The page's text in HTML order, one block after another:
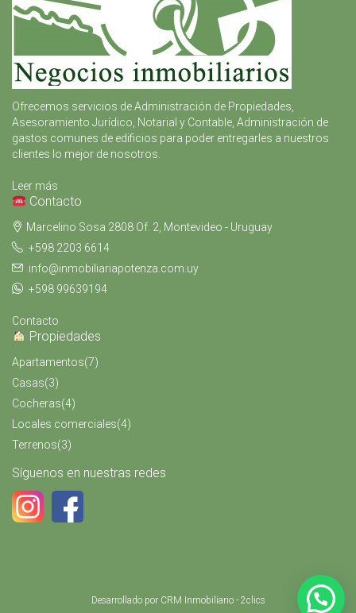
Ofrecemos servicios de Administración de Propiedades,
Asesoramiento Jurídico, Notarial y Contable, Administración de
gastos comunes de edificios para poder entregarles a nuestros
clientes lo mejor de nosotros.
Leer más
Contacto
Marcelino Sosa 2808 Of. 2, Montevideo - Uruguay
+598 2203 6614
info@inmobiliariapotenza.com.uy
+598 99639194
Contacto
Propiedades
Apartamentos(7)
Casas(3)
Cocheras(4)
Locales comerciales(4)
Terrenos(3)
Síguenos en nuestras redes
Desarrollado por CRM Inmobiliario - 2clics